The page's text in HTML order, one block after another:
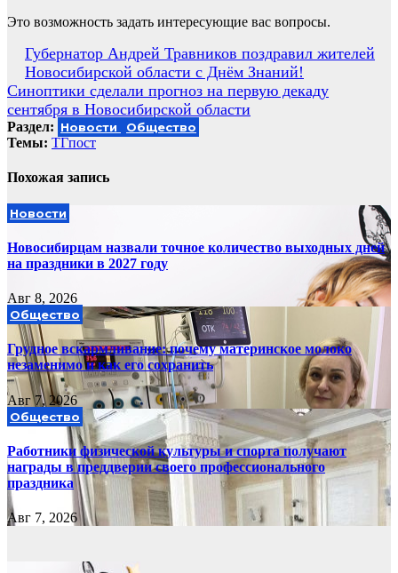
Это возможность задать интересующие вас вопросы.
Навигация
по
записям
Губернатор Андрей Травников поздравил жителей
Новосибирской области с Днём Знаний!
Синоптики сделали прогноз на первую декаду
сентября в Новосибирской области
Раздел: Новости Общество
Темы: ТГпост
Похожая запись
Новости
Новосибирцам назвали точное количество выходных дней
на праздники в 2027 году
Авг 8, 2026
Общество
Грудное вскармливание: почему материнское молоко
незаменимо и как его сохранить
Авг 7, 2026
Общество
Работники физической культуры и спорта получают
награды в преддверии своего профессионального
праздника
Авг 7, 2026